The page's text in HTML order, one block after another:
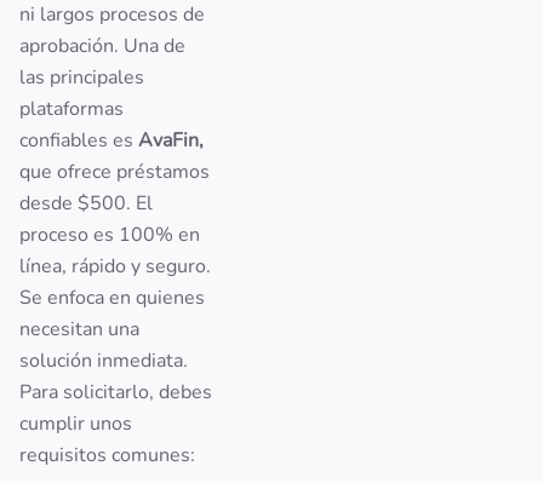
ni largos procesos de
aprobación. Una de
las principales
plataformas
confiables es AvaFin,
que ofrece préstamos
desde $500. El
proceso es 100% en
línea, rápido y seguro.
Se enfoca en quienes
necesitan una
solución inmediata.
Para solicitarlo, debes
cumplir unos
requisitos comunes: